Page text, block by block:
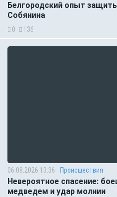
Белгородский опыт
Собянина
0 136
06.08.2026 13:36 Происшествия
Невероятное спасение:
медведем и удар молнии